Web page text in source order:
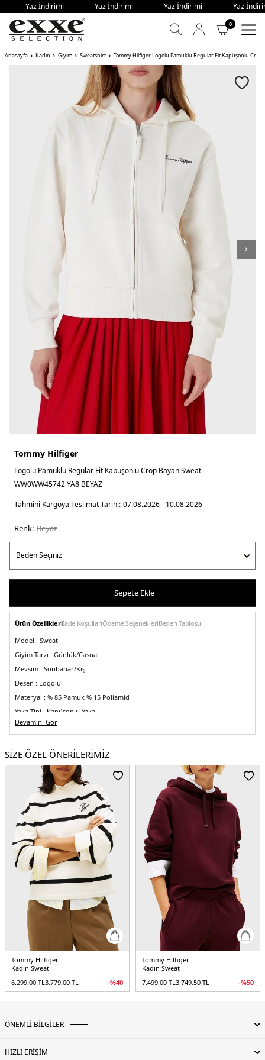
- Yaz İndirimi - Yaz İndirimi - Yaz İndirimi - Yaz
0
Anasayfa Kadın Giyim Sweatshirt Tommy Hilfiger Logolu Pamuklu Regular Fit Kapüşonlu Crop Bayan Sweat
Tommy Hilfiger
Logolu Pamuklu Regular Fit Kapüşonlu Crop Bayan Sweat
WW0WW45742 YA8 BEYAZ
Tahmini Kargoya Teslimat Tarihi: 07.08.2026 - 10.08.2026
Renk: beyaz
Sepete Ekle
Ürün Özellikleriİade KoşullarıÖdeme SeçenekleriBeden Tablosu
Model : Sweat
Giyim Tarzı : Günlük/Casual
Mevsim : Sonbahar/Kış
Desen : Logolu
Materyal : % 85 Pamuk % 15 Poliamid
Yaka Tipi : Kapüşonlu Yaka
Kapama Şekli :
Cep :Ayrık Kanguru Cepli
Kalıp Bilgisi :Regular Fit
Menşei :Bangladeş
Detaylar :-Ribanalı etek ucu ve manşetler
-Hafif düşük omuzlar
2DEWW0WW45742YA8.25
Devamını Gör
SİZE ÖZEL ÖNERİLERİMİZ
Tommy Hilfiger
Kadın Sweat
6.299,00TL3.779,00 TL -%40
Tommy Hilfiger
Kadın Sweat
7.499,00TL3.749,50 TL -%50
ÖNEMLİ BİLGİLER
HIZLI ERİŞİM